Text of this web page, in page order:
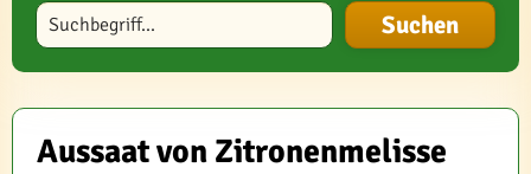
Blog durchsuchen
Aussaat von Zitronenmelisse